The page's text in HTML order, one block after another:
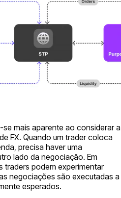
mais aparente ao considerar a
FX. Quando um trader coloca
precisa haver uma
lado da negociação. Em
traders podem experimentar
negociações são executadas a
esperados.